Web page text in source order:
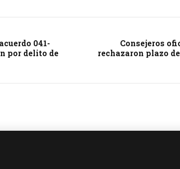
041-
por delito de
Consejeros
rechazaron plazo